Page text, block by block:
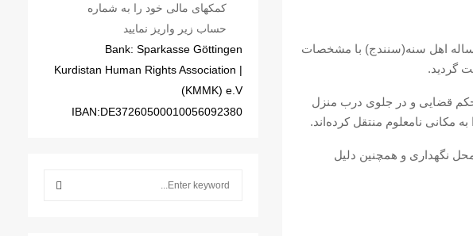
١٤٠٣، یک شهروند چهل ساله اهل سنه(سنندج) با مشخصات
گردید.
حکم قضایی و در جلوی درب منزل
نامعلوم منتقل کردەاند.
نگهداری و همچنین دلیل
کمکهای مالی خود را به شماره
حساب زیر واریز نمایید
Bank: Sparkasse Göttingen
| Kurdistan Human Rights Association
(KMMK) e.V
IBAN:DE37260500010056092380